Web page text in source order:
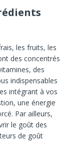
les fruits, les
des concentrés
des
indispensables
intégrant à vos
une énergie
Par ailleurs,
le goût des
de goût